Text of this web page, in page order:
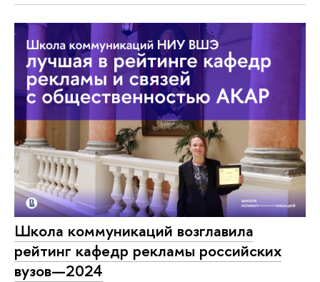
Школа коммуникаций возглавила
рейтинг кафедр рекламы российских
вузов—2024